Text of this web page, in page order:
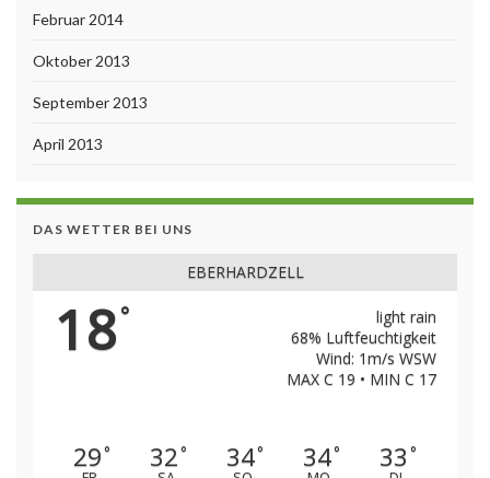
Februar 2014
Oktober 2013
September 2013
April 2013
DAS WETTER BEI UNS
EBERHARDZELL
18°
light rain
68% Luftfeuchtigkeit
Wind: 1m/s WSW
MAX C 19 • MIN C 17
29° 32° 34° 34° 33 °